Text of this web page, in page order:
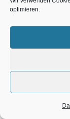
optimieren.